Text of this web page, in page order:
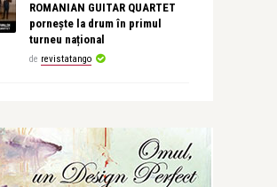
ROMANIAN GUITAR QUARTET
pornește la drum în primul
turneu național
de revistatango